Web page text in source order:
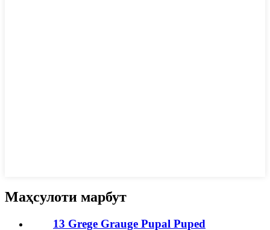
Маҳсулоти марбут
13 Grege Grauge Pupal Puped